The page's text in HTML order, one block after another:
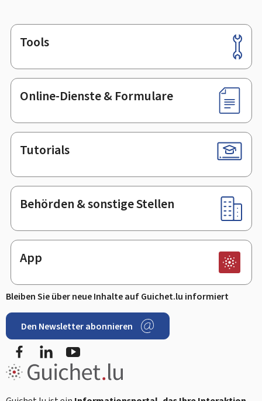
Footer
Tools
Online-Dienste & Formulare
Tutorials
Behörden & sonstige Stellen
App
Bleiben Sie über neue Inhalte auf Guichet.lu informiert
Den Newsletter abonnieren
FacebookLinkedIn